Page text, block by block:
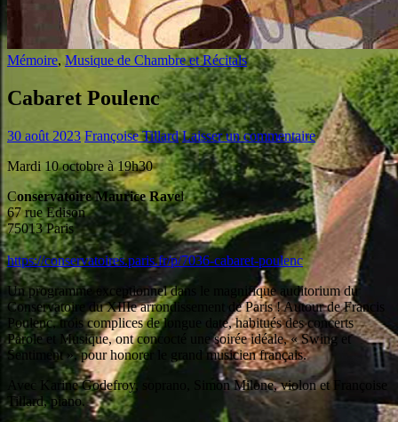
Mémoire, Musique de Chambre et Récitals
Cabaret Poulenc
30 août 2023 Françoise Tillard Laisser un commentaire
Mardi 10 octobre à 19h30
Conservatoire Maurice Ravel
67 rue Edison
75013 Paris
https://conservatoires.paris.fr/p/7036-cabaret-poulenc
Un programme exceptionnel dans le magnifique auditorium du
Conservatoire du XIIIe arrondissement de Paris ! Autour de Francis
Poulenc, trois complices de longue date, habitués des concerts
Parole et Musique, ont concocté une soirée idéale, « Swing et
Sentiment », pour honorer le grand musicien français.
Avec Karine Godefroy, soprano, Simon Milone, violon et Françoise
Tillard, piano.